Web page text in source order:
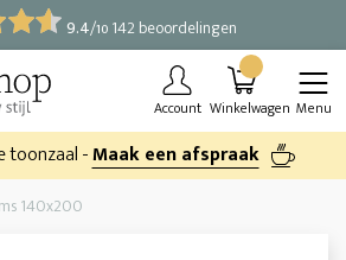
9.4/10 142 beoordelingen
Account Winkelwagen Menu
toonzaal -Maak een afspraak
140x200